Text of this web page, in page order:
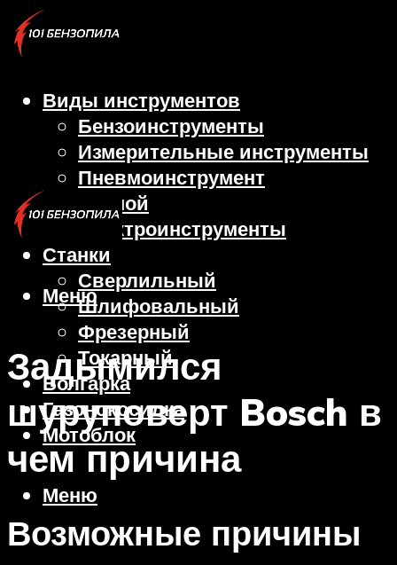
Виды инструментов
Бензоинструменты
Измерительные инструменты
Пневмоинструмент
Ручной
Электроинструменты
Станки
Сверлильный
Шлифовальный
Фрезерный
Токарный
Болгарка
Газонокосилка
Мотоблок
Меню
Меню
Задымился
шуруповерт Bosch в
чем причина
Возможные причины